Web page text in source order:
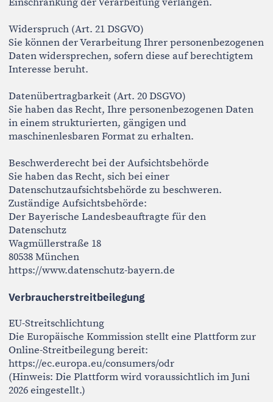
Urheberrecht. Soweit nicht anders angegeben, liegen
sämtliche Rechte beim Betreiber der Website.
Genannte Marken sind Eigentum der jeweiligen
Markeninhaber. Die Vervielfältigung, Bearbeitung
oder Verbreitung der Inhalte außerhalb der Grenzen
Bildnachweise
Porträt- und Imagefotografie auf dieser Website:
Kay Blaschke, München
https://kayblaschke.de